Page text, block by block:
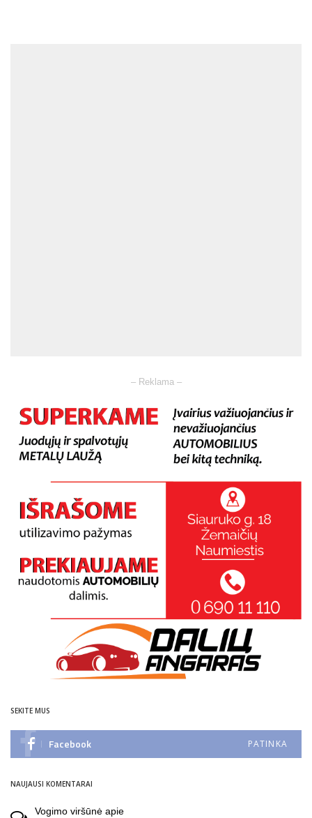
– Reklama –
SEKITE MUS
Facebook PATINKA
NAUJAUSI KOMENTARAI
Vogimo viršūnė apie